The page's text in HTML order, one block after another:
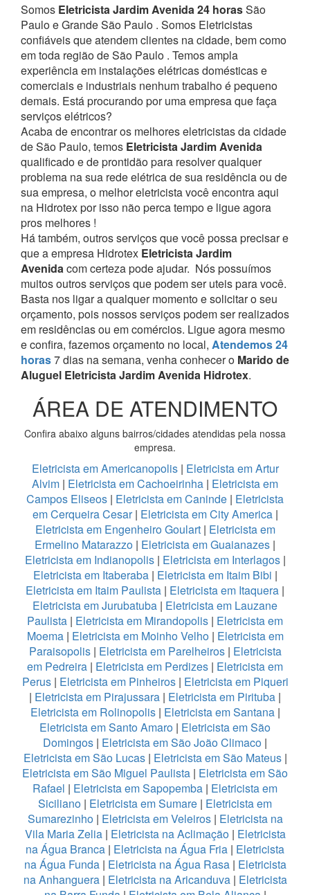
Somos Eletricista Jardim Avenida 24 horasSão
Paulo e Grande São Paulo . Somos Eletricistas
confiáveis que atendem clientes na cidade, bem como
em toda região de São Paulo . Temos ampla
experiência em instalações elétricas domésticas e
comerciais e industriais nenhum trabalho é pequeno
demais. Está procurando por uma empresa que faça
serviços elétricos?
Acaba de encontrar os melhores eletricistas da cidade
de São Paulo, temos Eletricista Jardim Avenida
qualificado e de prontidão para resolver qualquer
problema na sua rede elétrica de sua residência ou de
sua empresa, o melhor eletricista você encontra aqui
na Hidrotex por isso não perca tempo e ligue agora
pros melhores !
Há também, outros serviços que você possa precisar e
que a empresa Hidrotex Eletricista Jardim
Avenidacom certeza pode ajudar. Nós possuímos
muitos outros serviços que podem ser uteis para você.
Basta nos ligar a qualquer momento e solicitar o seu
orçamento, pois nossos serviços podem ser realizados
em residências ou em comércios. Ligue agora mesmo
e confira, fazemos orçamento no local, Atendemos 24
horas7 dias na semana, venha conhecer o Marido de
Aluguel Eletricista Jardim Avenida Hidrotex.
ÁREA DE ATENDIMENTO
Confira abaixo alguns bairros/cidades atendidas pela nossa
empresa.
Eletricista em Americanopolis | Eletricista em Artur
Alvim | Eletricista em Cachoeirinha | Eletricista em
Campos Eliseos | Eletricista em Caninde | Eletricista
em Cerqueira Cesar| Eletricista em City America |
Eletricista em Engenheiro Goulart | Eletricista em
Ermelino Matarazzo | Eletricista em Guaianazes |
Eletricista em Indianopolis| Eletricista em Interlagos|
Eletricista em Itaberaba| Eletricista em Itaim Bibi |
Eletricista em Itaim Paulista | Eletricista em Itaquera |
Eletricista em Jurubatuba | Eletricista em Lauzane
Paulista | Eletricista em Mirandopolis | Eletricista em
Moema| Eletricista em Moinho Velho | Eletricista em
Paraisopolis| Eletricista em Parelheiros| Eletricista
em Pedreira | Eletricista em Perdizes | Eletricista em
Perus| Eletricista em Pinheiros| Eletricista em Piqueri
| Eletricista em Pirajussara | Eletricista em Pirituba |
Eletricista em Rolinopolis| Eletricista em Santana|
Eletricista em Santo Amaro | Eletricista em São
Domingos | Eletricista em São João Climaco |
Eletricista em São Lucas| Eletricista em São Mateus |
Eletricista em São Miguel Paulista | Eletricista em São
Rafael | Eletricista em Sapopemba | Eletricista em
Siciliano | Eletricista em Sumare | Eletricista em
Sumarezinho| Eletricista em Veleiros| Eletricista na
Vila Maria Zelia| Eletricista na Aclimação| Eletricista
na Água Branca | Eletricista na Água Fria | Eletricista
na Água Funda| Eletricista na Água Rasa | Eletricista
na Anhanguera| Eletricista na Aricanduva| Eletricista